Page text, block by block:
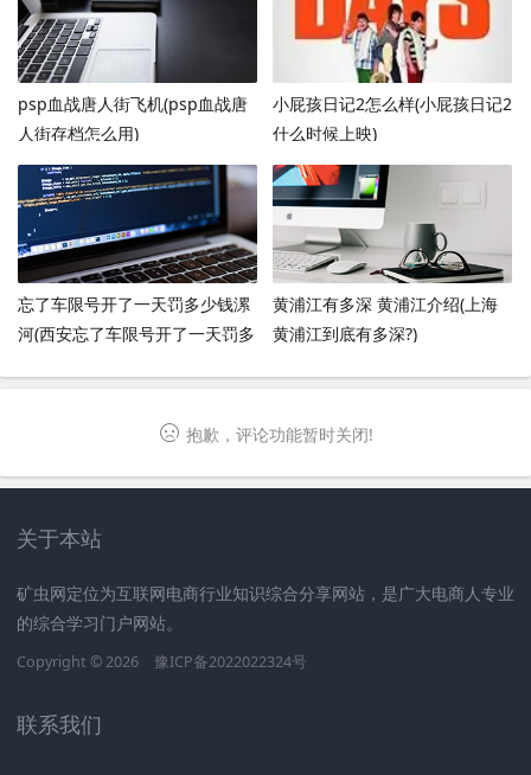
psp血战唐人街飞机(psp血战唐
人街存档怎么用)
小屁孩日记2怎么样(小屁孩日记2
什么时候上映)
忘了车限号开了一天罚多少钱漯
河(西安忘了车限号开了一天罚多
黄浦江有多深 黄浦江介绍(上海
黄浦江到底有多深?)
抱歉，评论功能暂时关闭!
关于本站
矿虫网定位为互联网电商行业知识综合分享网站，是广大电商人专业
的综合学习门户网站。
Copyright © 2026 豫ICP备2022022324号
联系我们